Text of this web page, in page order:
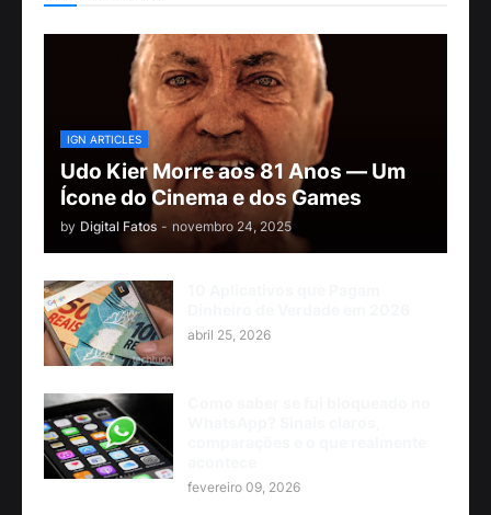
IGN ARTICLES
Udo Kier Morre aos 81 Anos — Um
Ícone do Cinema e dos Games
by Digital Fatos - novembro 24, 2025
abril 25, 2026
fevereiro 09, 2026